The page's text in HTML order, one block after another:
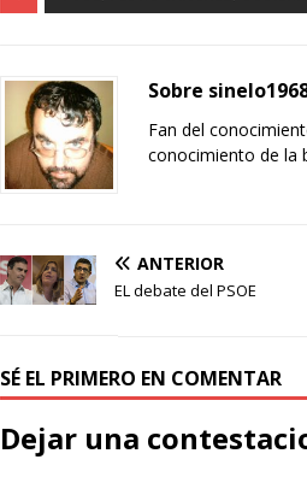
Sobre
Fan del
conocimiento de la
ANTERIOR
EL debate del PSOE
SÉ EL PRIMERO EN COMENTAR
Dejar una